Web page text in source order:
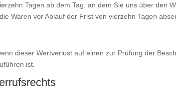
Tagen ab dem Tag, an dem Sie uns über den
Waren vor Ablauf der Frist von vierzehn Tagen
dieser Wertverlust auf einen zur Prüfung der
ist.